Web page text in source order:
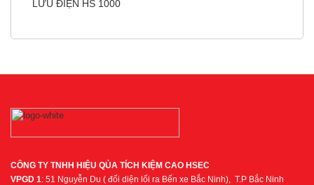
LƯU ĐIỆN HS 1000
CÔNG TY TNHH HIỆU QỦA TÍCH KIỆM CAO HSEC
VPGD 1: 51 Nguyễn Du ( đối diện lối ra Bến xe Bắc Ninh), T.P Bắc Ninh